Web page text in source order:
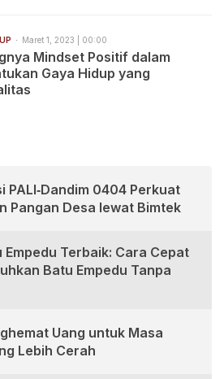
Maret 1, 2023 | 00:00
Mindset Positif dalam
Gaya Hidup yang
PALI‑Dandim 0404 Perkuat
Pangan Desa lewat Bimtek
Empedu Terbaik: Cara Cepat
Batu Empedu Tanpa
Uang untuk Masa
Lebih Cerah